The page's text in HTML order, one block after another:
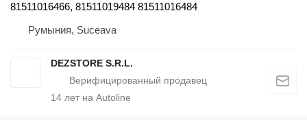
81511016466, 81511019484 81511016484
Румыния, Suceava
DEZSTORE S.R.L.
14 лет на Autoline